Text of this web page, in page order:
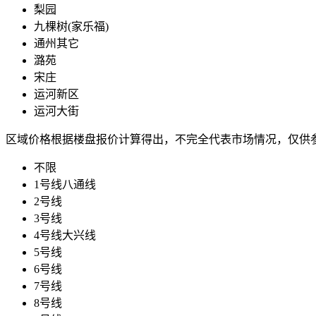
梨园
九棵树(家乐福)
通州其它
潞苑
宋庄
运河新区
运河大街
区域价格根据楼盘报价计算得出，不完全代表市场情况，仅供
不限
1号线八通线
2号线
3号线
4号线大兴线
5号线
6号线
7号线
8号线